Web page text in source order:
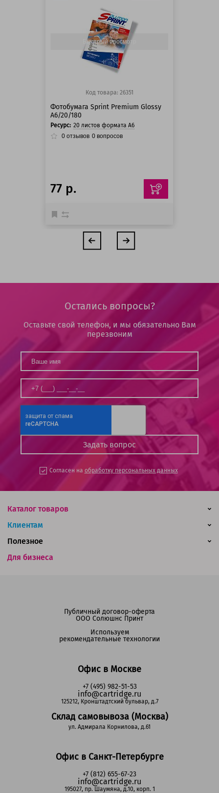
125 баллов
125 баллов
Быстрый просмотр
Код товара: 26351
Фотобумага Sprint Premium Glossy
A6/20/180
Ресурс: 20 листов формата А6
0 отзывов 0 вопросов
77 р.
Остались вопросы?
Оставьте свой телефон, и мы обязательно Вам
перезвоним
Согласен на обработку персональных данных
Каталог товаров
Клиентам
Для бизнеса
Полезное
Офис в Москве
+7 (495) 982-51-53
info@cartridge.ru
125212, Кронштадтский бульвар, д.7
Склад самовывоза (Москва)
ул. Адмирала Корнилова, д.61
Офис в Санкт-Петербурге
+7 (812) 655-67-23
info@cartridge.ru
195027, пр. Шаумяна, д.10, корп. 1
Публичный договор-оферта
ООО Солюшнс Принт
Используем
рекомендательные технологии